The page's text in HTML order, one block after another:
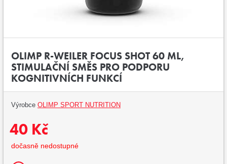
OLIMP R-WEILER FOCUS SHOT 60 ML,
STIMULAČNÍ SMĚS PRO PODPORU
KOGNITIVNÍCH FUNKCÍ
Výrobce OLIMP SPORT NUTRITION
40 Kč
dočasně nedostupné